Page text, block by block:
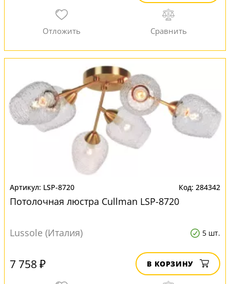
LSP-8720 284342
Потолочная люстра Cullman LSP-8720
Lussole (Италия) 5 шт.
7 758 ₽ В КОРЗИНУ